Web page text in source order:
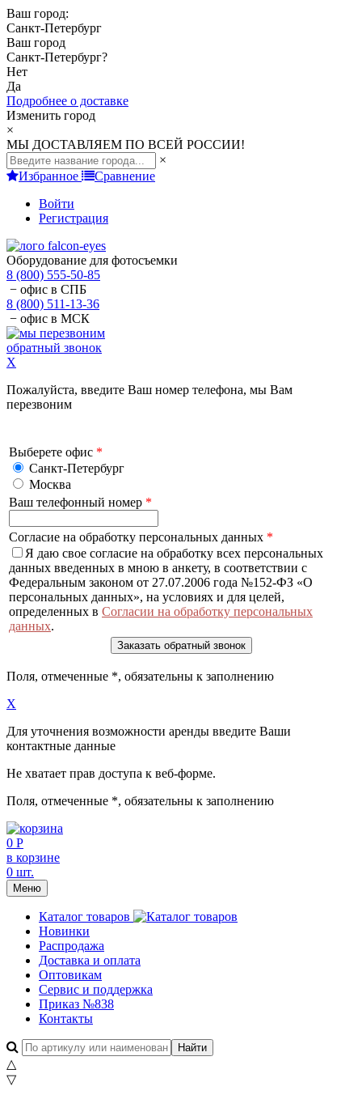
Ваш город:
Санкт-Петербург
Ваш город
Санкт-Петербург?
Нет
Да
Подробнее о доставке
Изменить город
×
МЫ ДОСТАВЛЯЕМ ПО ВСЕЙ РОССИИ!
×
Избранное
Сравнение
Войти
Регистрация
Оборудование для фотосъемки
8 (800) 555-50-85
− офис в СПБ
8 (800) 511-13-36
− офис в МСК
обратный звонок
X
Пожалуйста, введите Ваш номер телефона, мы Вам
перезвоним
Выберете офис *
Санкт-Петербург
Москва
Ваш телефонный номер *
Согласие на обработку персональных данных *
Я даю свое согласие на обработку всех персональных
данных введенных в мною в анкету, в соответствии с
Федеральным законом от 27.07.2006 года №152-ФЗ «О
персональных данных», на условиях и для целей,
определенных в Согласии на обработку персональных
данных.
Поля, отмеченные *, обязательны к заполнению
X
Для уточнения возможности аренды введите Ваши
контактные данные
Не хватает прав доступа к веб-форме.
Поля, отмеченные *, обязательны к заполнению
0 Р
в корзине
0 шт.
Меню
Каталог товаров
Новинки
Распродажа
Доставка и оплата
Оптовикам
Сервис и поддержка
Приказ №838
Контакты
△
▽